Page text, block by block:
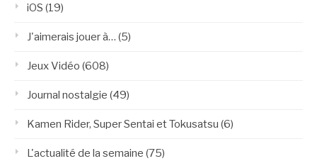
iOS (19)
J'aimerais jouer à… (5)
Jeux Vidéo (608)
Journal nostalgie (49)
Kamen Rider, Super Sentai et Tokusatsu (6)
L'actualité de la semaine (75)